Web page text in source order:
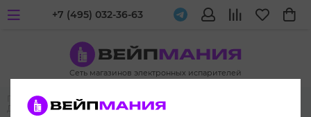
Сеть магазинов электронных испарителей
+7 (495) 032-36-63
Главная
Жидкости для вейпа и электронных испарителей
Дядя Вова Presents